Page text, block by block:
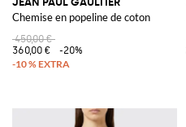
Chemise en popeline de coton
450,00 €
360,00 €
-20%